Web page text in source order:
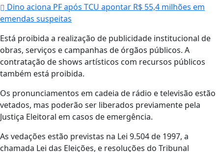
Dino aciona PF após TCU apontar R$ 55,4 milhões em
emendas suspeitas
Está proibida a realização de publicidade institucional de
obras, serviços e campanhas de órgãos públicos. A
contratação de shows artísticos com recursos públicos
também está proibida.
Os pronunciamentos em cadeia de rádio e televisão estão
vetados, mas poderão ser liberados previamente pela
Justiça Eleitoral em casos de emergência.
As vedações estão previstas na Lei 9.504 de 1997, a
chamada Lei das Eleições, e resoluções do Tribunal